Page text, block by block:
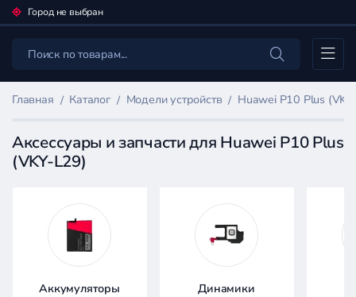
Город не выбран
Каталог
Главная Каталог Модели устройств Huawei P10 Plus
Аксессуары и запчасти для Huawei P10 Plus
(VKY-L29)
Фильтр
товаров
Каталог
Аккумуляторы
Динамики